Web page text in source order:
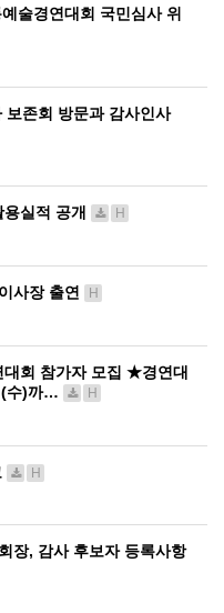
술경연대회 국민심사 위
존회 방문과 감사인사
실적 공개 H
사장 출연 H
회 참가자 모집 ★경연대
(수)까…
H
H
장, 감사 후보자 등록사항